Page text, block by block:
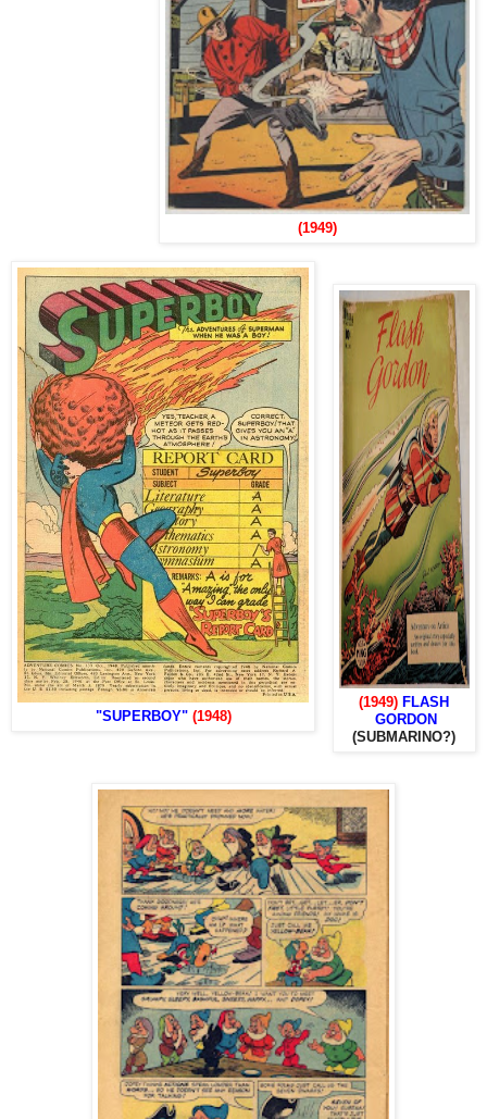
(1949)
"SUPERBOY" (1948)
(1949) FLASH
GORDON
(SUBMARINO?)